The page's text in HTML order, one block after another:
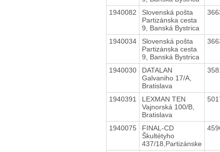
1940082
Slovenská pošta
Partizánska cesta
9, Banská Bystrica
1940034
Slovenská pošta
Partizánska cesta
9, Banská Bystrica
1940030
DATALAN
Galvaniho 17/A,
Bratislava
1940391
LEXMAN TEN
Vajnorská 100/B,
Bratislava
1940075
FINAL-CD
Škultétyho
437/18,Partizánske